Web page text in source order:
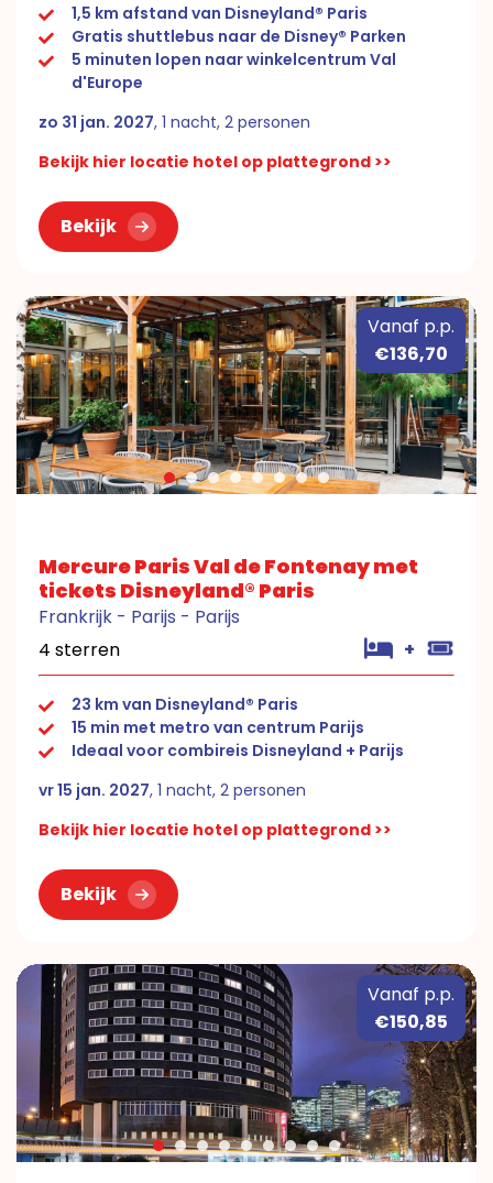
1,5 km afstand van Disneyland® Paris
Gratis shuttlebus naar de Disney® Parken
5 minuten lopen naar winkelcentrum Val
d'Europe
zo 31 jan. 2027, 1 nacht, 2 personen
Bekijk hier locatie hotel op plattegrond >>
Bekijk
Vanaf p.p.
€136,70
Mercure Paris Val de Fontenay met
tickets Disneyland® Paris
Frankrijk - Parijs - Parijs
4 sterren
+
23 km van Disneyland® Paris
15 min met metro van centrum Parijs
Ideaal voor combireis Disneyland + Parijs
vr 15 jan. 2027, 1 nacht, 2 personen
Bekijk hier locatie hotel op plattegrond >>
Bekijk
Vanaf p.p.
€150,85